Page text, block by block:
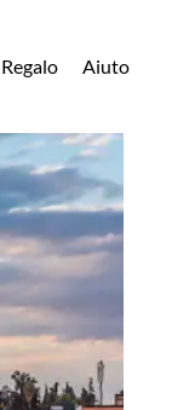
Regalo Aiuto